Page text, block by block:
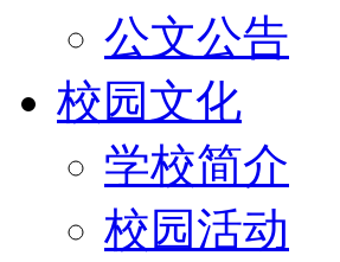
公文公告
校园文化
学校简介
校园活动